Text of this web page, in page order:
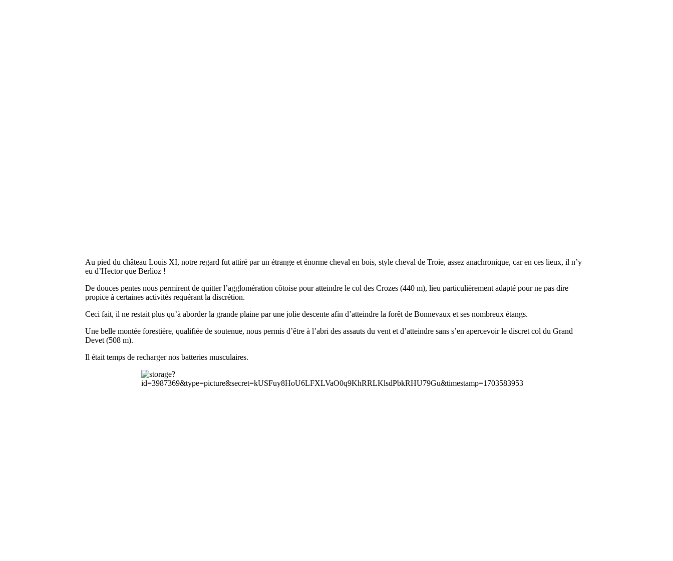
Au pied du château Louis XI, notre regard fut attiré par un étrange et énorme cheval en bois, style cheval de Troie, assez anachronique, car en ces lieux, il n’y
eu d’Hector que Berlioz !
De douces pentes nous permirent de quitter l’agglomération côtoise pour atteindre le col des Crozes (440 m), lieu particulièrement adapté pour ne pas dire
propice à certaines activités requérant la discrétion.
Ceci fait, il ne restait plus qu’à aborder la grande plaine par une jolie descente afin d’atteindre la forêt de Bonnevaux et ses nombreux étangs.
Une belle montée forestière, qualifiée de soutenue, nous permis d’être à l’abri des assauts du vent et d’atteindre sans s’en apercevoir le discret col du Grand
Devet (508 m).
Il était temps de recharger nos batteries musculaires.